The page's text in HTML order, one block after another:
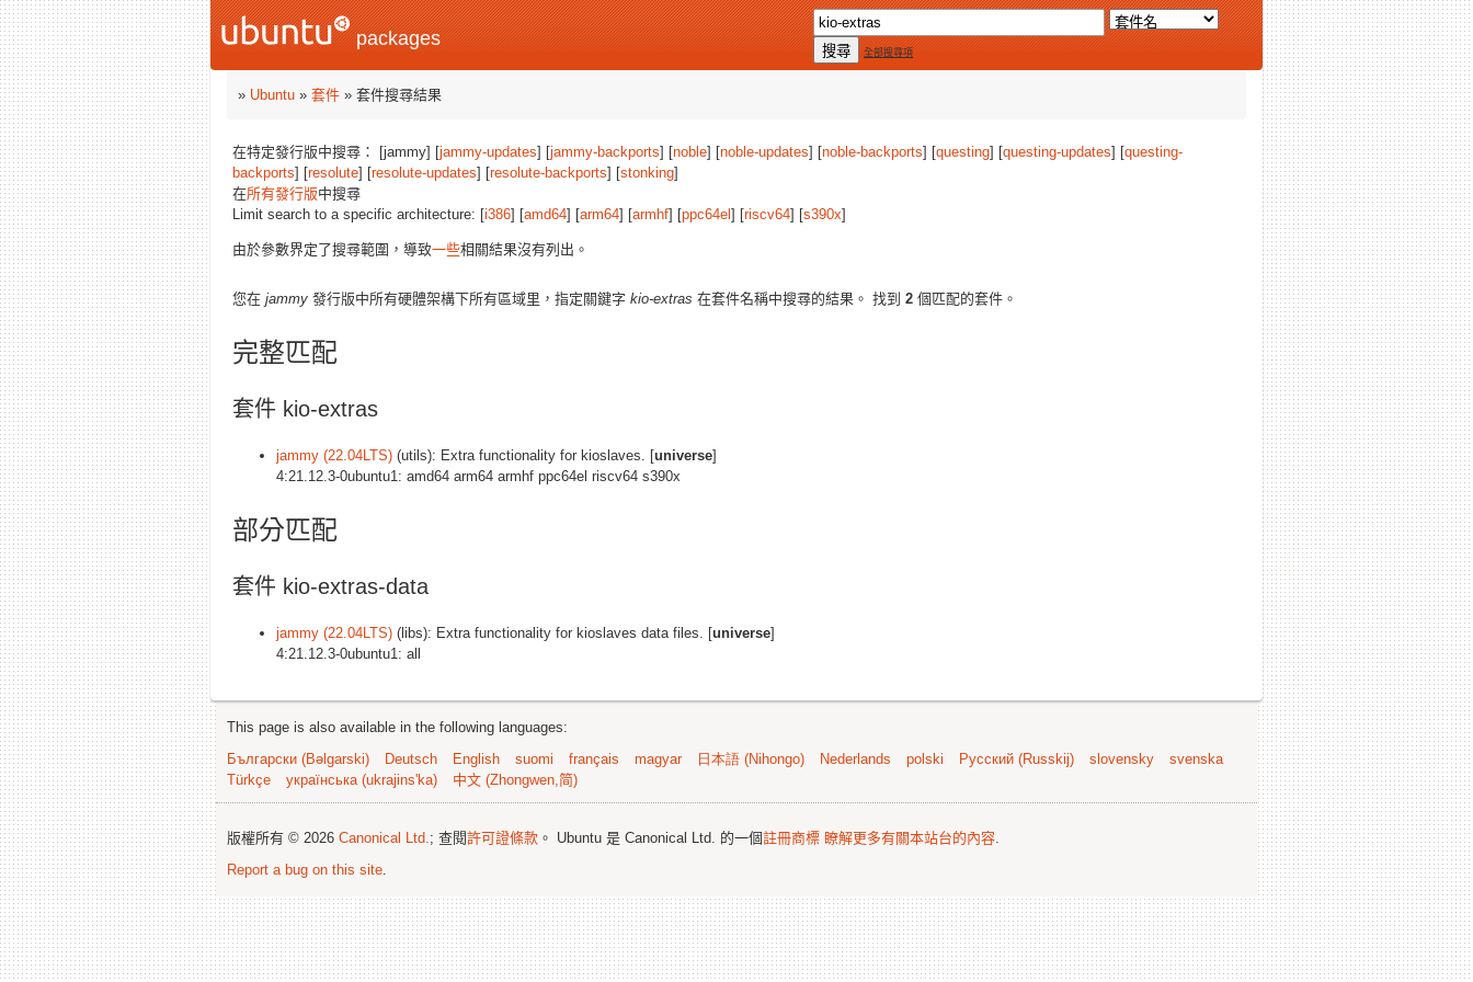
packages
全部搜尋項
» Ubuntu » 套件 » 套件搜尋結果
在特定發行版中搜尋： [jammy] [jammy-updates] [jammy-backports] [noble] [noble-updates] [noble-backports] [questing] [questing-updates] [questing-
backports] [resolute] [resolute-updates] [resolute-backports] [stonking]
在所有發行版中搜尋
Limit search to a specific architecture: [i386] [amd64] [arm64] [armhf] [ppc64el ] [riscv64] [s390x]
由於參數界定了搜尋範圍，導致一些相關結果沒有列出。
您在 jammy 發行版中所有硬體架構下所有區域里，指定關鍵字 kio-extras 在套件名稱中搜尋的結果。 找到 2 個匹配的套件。
完整匹配
套件 kio-extras
jammy (22.04LTS) (utils): Extra functionality for kioslaves. [universe]
4:21.12.3-0ubuntu1: amd64 arm64 armhf ppc64el riscv64 s390x
部分匹配
套件 kio-extras-data
jammy (22.04LTS) (libs): Extra functionality for kioslaves data files. [universe]
4:21.12.3-0ubuntu1: all
This page is also available in the following languages:
Български (Bəlgarski)
Deutsch English suomi français magyar 日本語 (Nihongo) Nederlands polski Русский (Russkij) slovensky
svenska
Türkçe
українська (ukrajins'ka) 中文 (Zhongwen,简)
版權所有 © 2026 Canonical Ltd. ; 查閱許可證條款 。 Ubuntu 是 Canonical Ltd. 的一個註冊商標 瞭解更多有關本站台的內容
Report a bug on this site